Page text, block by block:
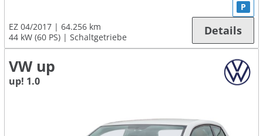
EZ 04/2017
64.256 km
44 kW (60 PS)
Schaltgetriebe
P
Details
VW up
up! 1.0